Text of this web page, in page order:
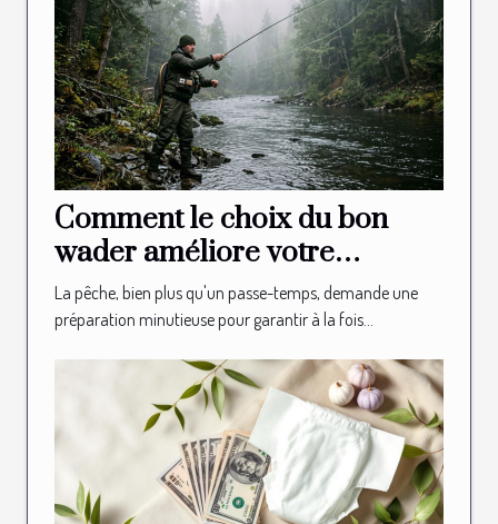
Comment le choix du bon
wader améliore votre
expérience de pêche ?
La pêche, bien plus qu'un passe-temps, demande une
préparation minutieuse pour garantir à la fois...